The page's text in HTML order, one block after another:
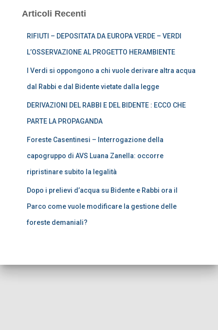
Articoli Recenti
RIFIUTI – DEPOSITATA DA EUROPA VERDE – VERDI
L’OSSERVAZIONE AL PROGETTO HERAMBIENTE
I Verdi si oppongono a chi vuole derivare altra acqua
dal Rabbi e dal Bidente vietate dalla legge
DERIVAZIONI DEL RABBI E DEL BIDENTE : ECCO CHE
PARTE LA PROPAGANDA
Foreste Casentinesi – Interrogazione della
capogruppo di AVS Luana Zanella: occorre
ripristinare subito la legalità
Dopo i prelievi d’acqua su Bidente e Rabbi ora il
Parco come vuole modificare la gestione delle
foreste demaniali?